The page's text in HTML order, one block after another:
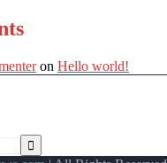
on Hello world!